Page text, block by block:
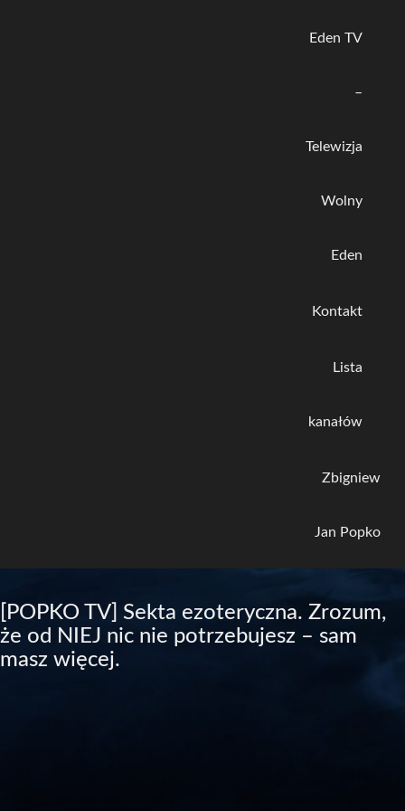
Eden TV
–
Telewizja
Wolny
Eden
Kontakt
Lista
kanałów
Zbigniew
Jan Popko
[POPKO TV] Sekta ezoteryczna. Zrozum,
że od NIEJ nic nie potrzebujesz – sam
masz więcej.